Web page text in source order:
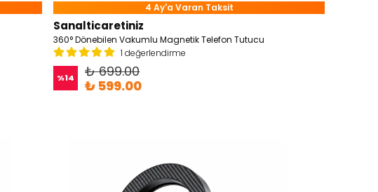
4 Ay'a Varan Taksit
Sanalticaretiniz
360° Dönebilen Vakumlu Magnetik Telefon Tutucu
1 değerlendirme
%14
₺ 699.00
₺ 599.00